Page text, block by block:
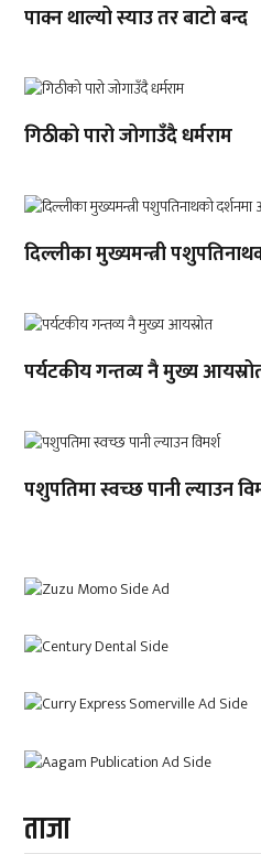
पाक्न थाल्यो स्याउ तर बाटो बन्द
गिठीको पारो जोगाउँदै धर्मराम
दिल्लीका मुख्यमन्त्री
पर्यटकीय गन्तव्य नै मुख्य
पशुपतिमा स्वच्छ पानी ल्याउन
ताजा